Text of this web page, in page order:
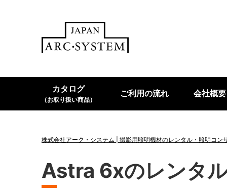
カタログ
（お取り扱い商品）
ご利用の流れ 会社概要
株式会社アーク・システム | 撮影用照明機材のレンタル・照明コン
Astra 6xのレンタ